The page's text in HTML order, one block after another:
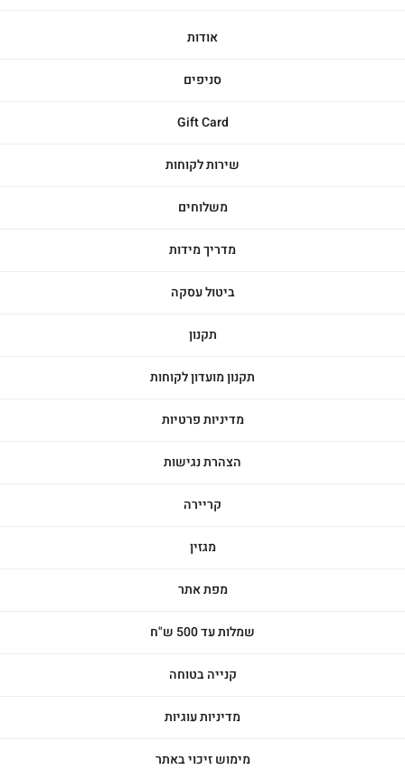
אודות
סניפים
Gift Card
שירות לקוחות
משלוחים
מדריך מידות
ביטול עסקה
תקנון
תקנון מועדון לקוחות
מדיניות פרטיות
הצהרת נגישות
קריירה
מגזין
מפת אתר
שמלות עד 500 ש"ח
קנייה בטוחה
מדיניות עוגיות
מימוש זיכוי באתר